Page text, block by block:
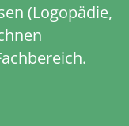
(Logopädie,